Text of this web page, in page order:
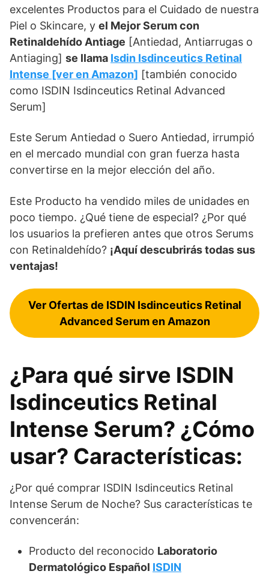
excelentes Productos para el Cuidado de nuestra
Piel o Skincare, y el Mejor Serum con
Retinaldehído Antiage [Antiedad, Antiarrugas o
Antiaging] se llama Isdin Isdinceutics Retinal
Intense [ver en Amazon] [también conocido
como ISDIN Isdinceutics Retinal Advanced
Serum]
Este Serum Antiedad o Suero Antiedad, irrumpió
en el mercado mundial con gran fuerza hasta
convertirse en la mejor elección del año.
Este Producto ha vendido miles de unidades en
poco tiempo. ¿Qué tiene de especial? ¿Por qué
los usuarios la prefieren antes que otros Serums
con Retinaldehído? ¡Aquí descubrirás todas sus
ventajas!
Ver Ofertas de ISDIN Isdinceutics Retinal
Advanced Serum en Amazon
¿Para qué sirve ISDIN
Isdinceutics Retinal
Intense Serum? ¿Cómo
usar? Características:
¿Por qué comprar ISDIN Isdinceutics Retinal
Intense Serum de Noche? Sus características te
convencerán:
Producto del reconocido Laboratorio
Dermatológico Español ISDIN